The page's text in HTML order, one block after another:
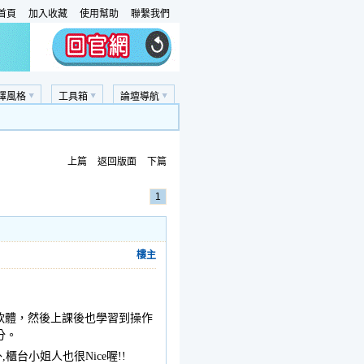
頁 加入收藏 使用幫助 聯繫我們
論壇導航
工具箱
風格
上篇 返回版面 下篇
1
樓主
體，然後上課後也學習到操作
台小姐人也很Nice喔!!